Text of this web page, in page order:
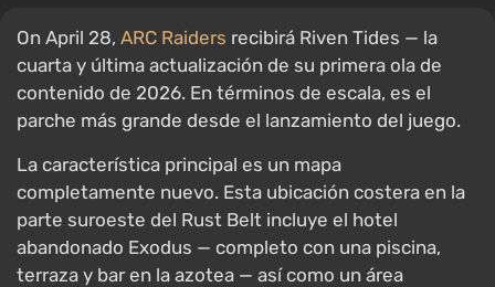
On April 28, ARC Raiders recibirá Riven Tides — la
cuarta y última actualización de su primera ola de
contenido de 2026. En términos de escala, es el
parche más grande desde el lanzamiento del juego.
La característica principal es un mapa
completamente nuevo. Esta ubicación costera en la
parte suroeste del Rust Belt incluye el hotel
abandonado Exodus — completo con una piscina,
terraza y bar en la azotea — así como un área